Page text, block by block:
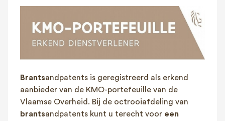
Contact
NL FR EN
Client login
Brantsandpatents is geregistreerd als erkend
aanbieder van de KMO-portefeuille van de
Vlaamse Overheid. Bij de octrooiafdeling van
brantsandpatents kunt u terecht voor een